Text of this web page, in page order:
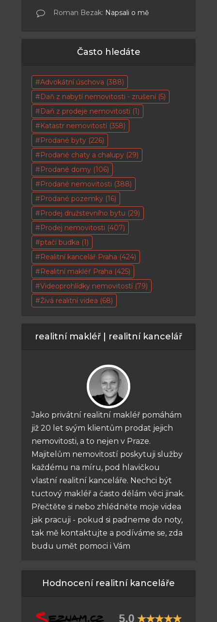
Roman Bezak: Napsali o mě
Často hledáte
Advokátní úschova (388)
Daň z nabytí nemovitosti - zrušení(5)
Daň z prodeje nemovitosti (1)
Katastr nemovitostí(358)
Prodané byty (226)
Prodané chaty a chalupy (29)
Prodané domy (106)
Prodané nemovitosti (388)
Prodané pozemky (16)
Prodej družstevního bytu (29)
Prodej nemovitosti (407)
ptačí budka (1)
Realitní kancelář Praha (424)
Realitní makléř Praha (425)
Videoprohlídky nemovitostí(79)
Živá realitní videa (68)
realitní makléř | realitní kancelář
Jako privátní realitní makléř pomáhám
již 20 let svým klientům prodat jejich
nemovitosti, a to nejen v Praze.
Majitelům nemovitostí poskytuji služby
každému na míru, pod hlavičkou
vlastní realitní kanceláře. Nechci být
tuctový makléř a často dělám věci jinak.
Přečtěte si nebo zhlédněte moje videa
jak pracuji - pokud si padneme do noty,
tak mě kontaktujte a podíváme se, zda
budu umět pomoci i Vám
Hodnocení realitní kanceláře